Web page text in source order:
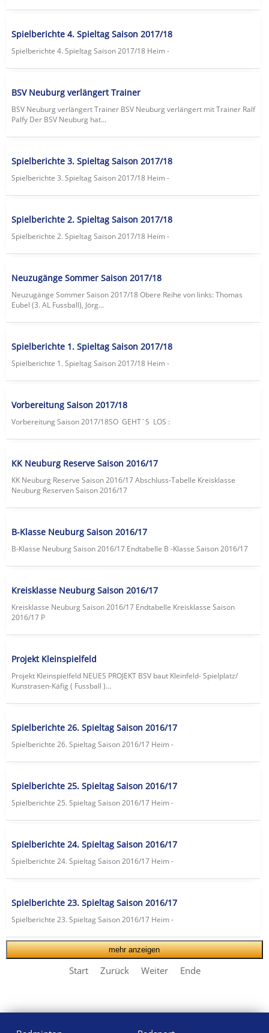
Spielberichte 4. Spieltag Saison 2017/18
Spielberichte 4. Spieltag Saison 2017/18 Heim -
BSV Neuburg verlängert Trainer
BSV Neuburg verlängert Trainer BSV Neuburg verlängert mit Trainer Ralf
Palfy Der BSV Neuburg hat...
Spielberichte 3. Spieltag Saison 2017/18
Spielberichte 3. Spieltag Saison 2017/18 Heim -
Spielberichte 2. Spieltag Saison 2017/18
Spielberichte 2. Spieltag Saison 2017/18 Heim -
Neuzugänge Sommer Saison 2017/18
Neuzugänge Sommer Saison 2017/18 Obere Reihe von links: Thomas
Eubel (3. AL Fussball), Jörg...
Spielberichte 1. Spieltag Saison 2017/18
Spielberichte 1. Spieltag Saison 2017/18 Heim -
Vorbereitung Saison 2017/18
Vorbereitung Saison 2017/18SO GEHT`S LOS :
KK Neuburg Reserve Saison 2016/17
KK Neuburg Reserve Saison 2016/17 Abschluss-Tabelle Kreisklasse
Neuburg Reserven Saison 2016/17
B-Klasse Neuburg Saison 2016/17
B-Klasse Neuburg Saison 2016/17 Endtabelle B -Klasse Saison 2016/17
Kreisklasse Neuburg Saison 2016/17
Kreisklasse Neuburg Saison 2016/17 Endtabelle Kreisklasse Saison
2016/17 P
Projekt Kleinspielfeld
Projekt Kleinspielfeld NEUES PROJEKT BSV baut Kleinfeld- Spielplatz/
Kunstrasen-Käfig ( Fussball )...
Spielberichte 26. Spieltag Saison 2016/17
Spielberichte 26. Spieltag Saison 2016/17 Heim -
Spielberichte 25. Spieltag Saison 2016/17
Spielberichte 25. Spieltag Saison 2016/17 Heim -
Spielberichte 24. Spieltag Saison 2016/17
Spielberichte 24. Spieltag Saison 2016/17 Heim -
Spielberichte 23. Spieltag Saison 2016/17
Spielberichte 23. Spieltag Saison 2016/17 Heim -
mehr anzeigen
Start Zurück Weiter Ende